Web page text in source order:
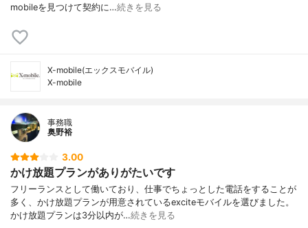
mobileを見つけて契約に…続きを見る
X-mobile(エックスモバイル)
X-mobile
事務職
奥野裕
3.00
かけ放題プランがありがたいです
フリーランスとして働いており、仕事でちょっとした電話をすることが
多く、かけ放題プランが用意されているexciteモバイルを選びました。
かけ放題プランは3分以内が…続きを見る